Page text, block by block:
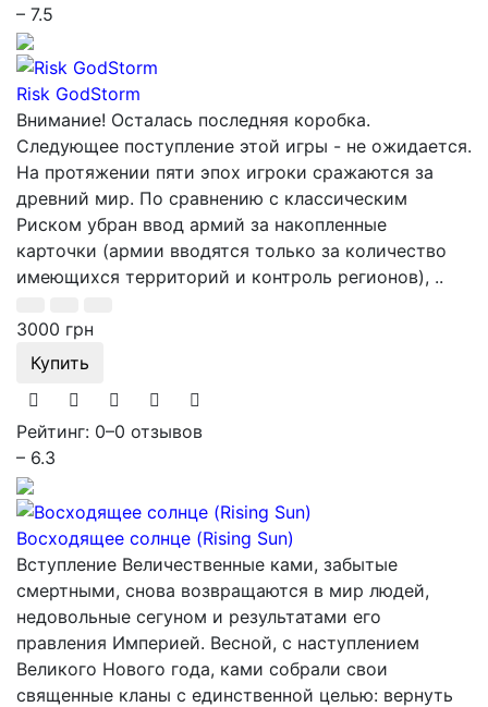
– 7.5
Risk GodStorm
Внимание! Осталась последняя коробка.
Следующее поступление этой игры - не ожидается.
На протяжении пяти эпох игроки сражаются за
древний мир. По сравнению с классическим
Риском убран ввод армий за накопленные
карточки (армии вводятся только за количество
имеющихся территорий и контроль регионов), ..
3000 грн
Купить
Рейтинг: 0–0 отзывов
– 6.3
Восходящее солнце (Rising Sun)
Вступление Величественные ками, забытые
смертными, снова возвращаются в мир людей,
недовольные сегуном и результатами его
правления Империей. Весной, с наступлением
Великого Нового года, ками собрали свои
священные кланы с единственной целью: вернуть